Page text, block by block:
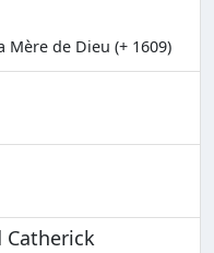
de Dieu (+ 1609)
Catherick